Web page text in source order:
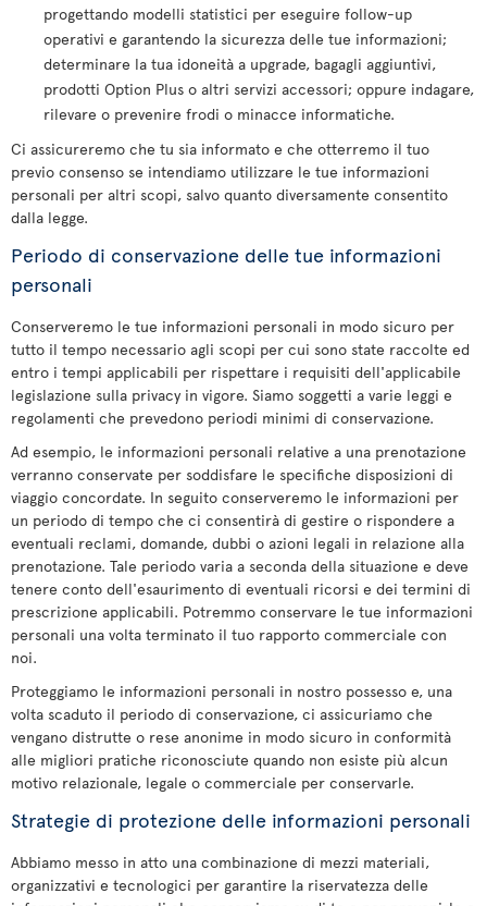
progettando modelli statistici per eseguire follow-up
operativi e garantendo la sicurezza delle tue informazioni;
determinare la tua idoneità a upgrade, bagagli aggiuntivi,
prodotti Option Plus o altri servizi accessori; oppure indagare,
rilevare o prevenire frodi o minacce informatiche.
Ci assicureremo che tu sia informato e che otterremo il tuo
previo consenso se intendiamo utilizzare le tue informazioni
personali per altri scopi, salvo quanto diversamente consentito
dalla legge.
Periodo di conservazione delle tue informazioni
personali
Conserveremo le tue informazioni personali in modo sicuro per
tutto il tempo necessario agli scopi per cui sono state raccolte ed
entro i tempi applicabili per rispettare i requisiti dell'applicabile
legislazione sulla privacy in vigore. Siamo soggetti a varie leggi e
regolamenti che prevedono periodi minimi di conservazione.
Ad esempio, le informazioni personali relative a una prenotazione
verranno conservate per soddisfare le specifiche disposizioni di
viaggio concordate. In seguito conserveremo le informazioni per
un periodo di tempo che ci consentirà di gestire o rispondere a
eventuali reclami, domande, dubbi o azioni legali in relazione alla
prenotazione. Tale periodo varia a seconda della situazione e deve
tenere conto dell'esaurimento di eventuali ricorsi e dei termini di
prescrizione applicabili. Potremmo conservare le tue informazioni
personali una volta terminato il tuo rapporto commerciale con
noi.
Proteggiamo le informazioni personali in nostro possesso e, una
volta scaduto il periodo di conservazione, ci assicuriamo che
vengano distrutte o rese anonime in modo sicuro in conformità
alle migliori pratiche riconosciute quando non esiste più alcun
motivo relazionale, legale o commerciale per conservarle.
Strategie di protezione delle informazioni personali
Abbiamo messo in atto una combinazione di mezzi materiali,
organizzativi e tecnologici per garantire la riservatezza delle